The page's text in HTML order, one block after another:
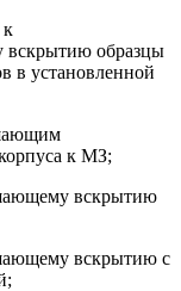
к
вскрытию образцы
в установленной
к МЗ;
вскрытию
вскрытию с